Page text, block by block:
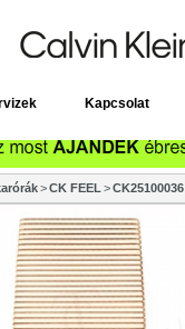
Kapcsolat
> CK FEEL > CK25100036